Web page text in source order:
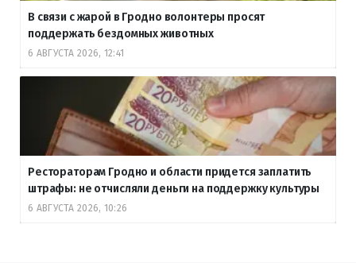
В связи с жарой в Гродно волонтеры просят
поддержать бездомных животных
6 АВГУСТА 2026, 12:41
Рестораторам Гродно и области придется заплатить
штрафы: не отчисляли деньги на поддержку культуры
6 АВГУСТА 2026, 10:26